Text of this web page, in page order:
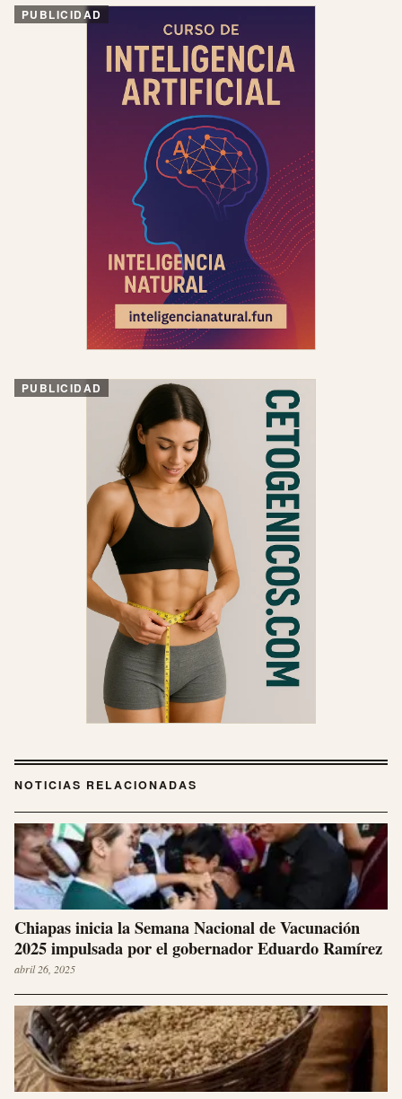
PUBLICIDAD
PUBLICIDAD
NOTICIAS RELACIONADAS
Chiapas inicia la Semana Nacional de Vacunación
2025 impulsada por el gobernador Eduardo Ramírez
abril 26, 2025